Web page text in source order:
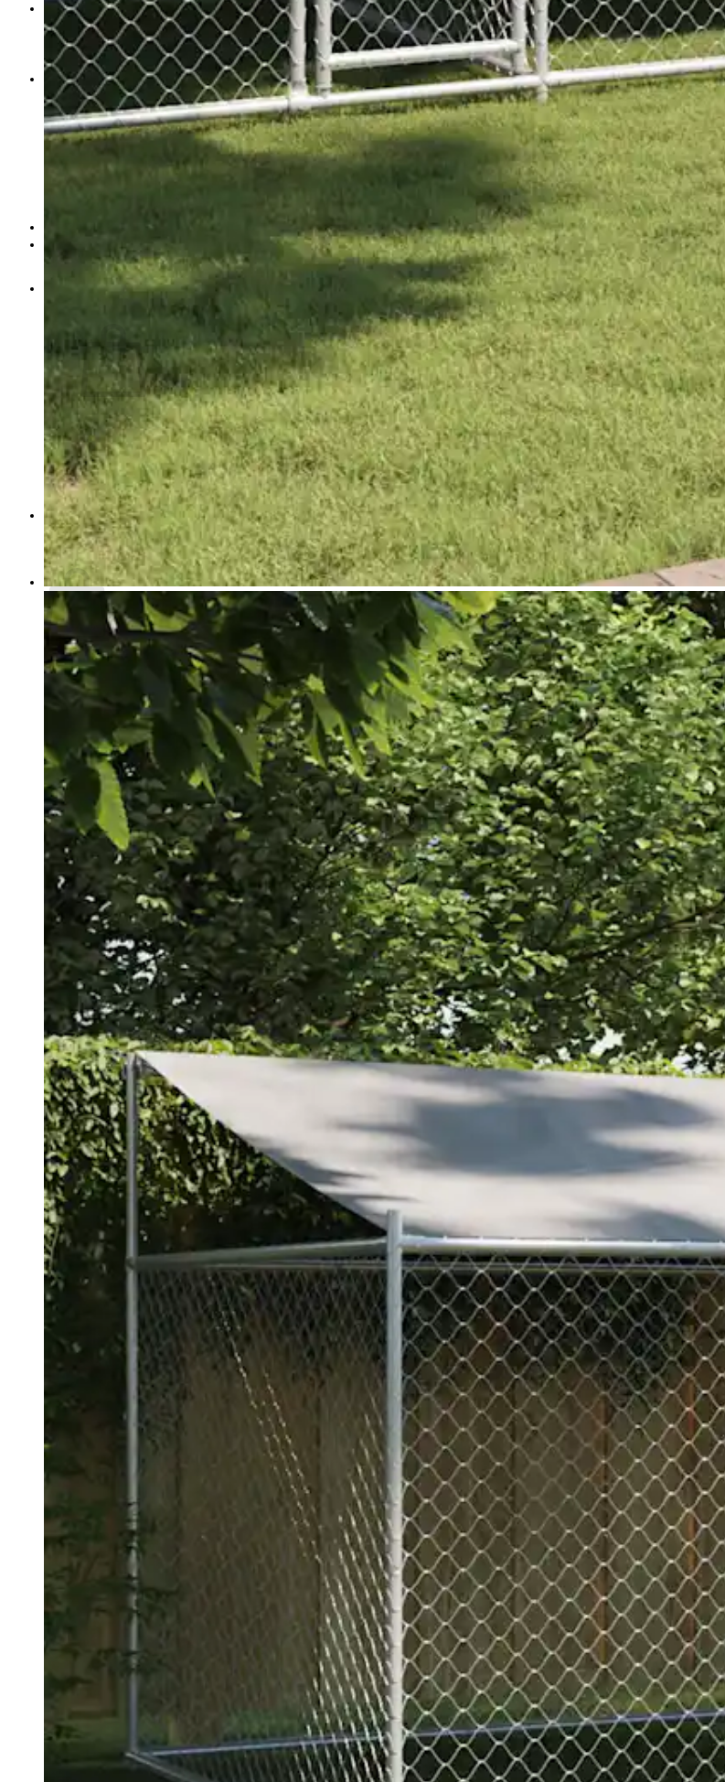
Male živali
Oprema
Oprema za pse
Mačja drevesa
Mačje postelje
Oprema za male živali
Vozički za hišne ljubljenčke
Košarica /€0.00 0
V košarici ni izdelkov.
Nazaj v trgovino
0
Košarica
V košarici ni izdelkov.
Nazaj v trgovino